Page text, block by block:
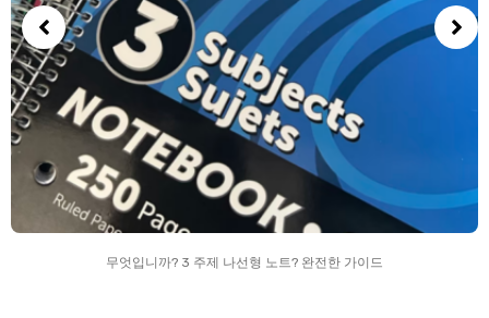
무엇입니까? 3 주제 나선형 노트? 완전한 가이드